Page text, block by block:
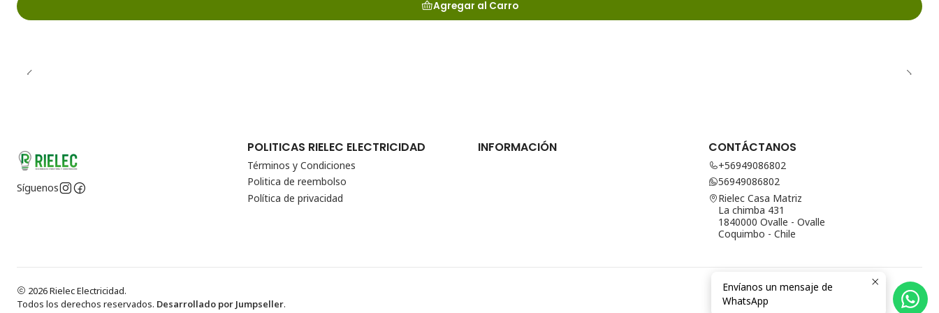
Agregar al Carro
Síguenos
POLITICAS RIELEC ELECTRICIDAD
Términos y Condiciones
Politica de reembolso
Política de privacidad
INFORMACIÓN CONTÁCTANOS
+56949086802
56949086802
Rielec Casa Matriz
La chimba 431
1840000 Ovalle - Ovalle
Coquimbo - Chile
2026 Rielec Electricidad.
Todos los derechos reservados. Desarrollado por Jumpseller.
Envíanos un mensaje de
WhatsApp